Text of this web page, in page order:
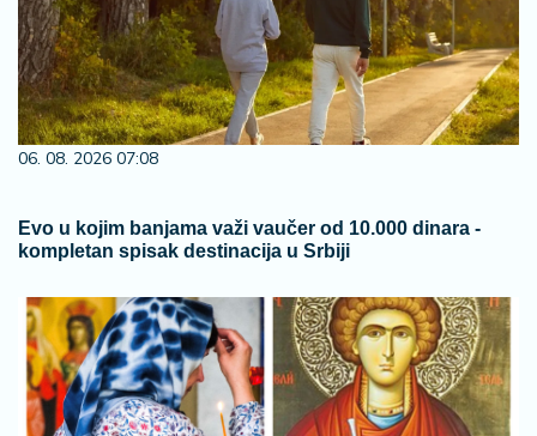
06. 08. 2026 07:08
Evo u kojim banjama važi vaučer od 10.000 dinara -
kompletan spisak destinacija u Srbiji